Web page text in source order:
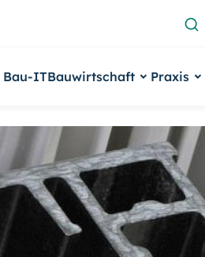
Bau-ITBauwirtschaft Praxis